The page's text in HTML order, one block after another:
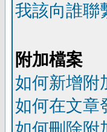
我該向誰聯
附加檔案
如何新增附
如何在文章